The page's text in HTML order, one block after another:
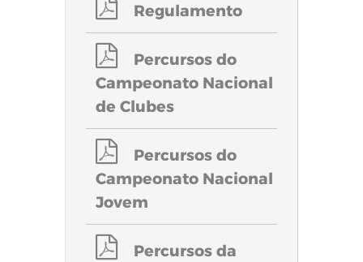
Regulamento
Percursos do
Campeonato Nacional
de Clubes
Percursos do
Campeonato Nacional
Jovem
Percursos da